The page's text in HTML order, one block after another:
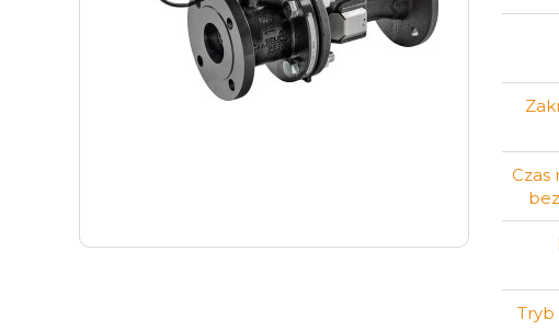
Czas
Tryb